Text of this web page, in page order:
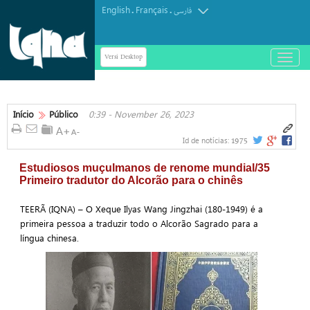
English. Français.فارسی
Versi Desktop
باز
و
کردن
Início Público 0:39 - November 26, 2023
Id de notícias: 1975
Estudiosos muçulmanos de renome mundial/35
Primeiro tradutor do Alcorão para o chinês
TEERÃ (IQNA) – O Xeque Ilyas Wang Jingzhai (180-1949) é a
primeira pessoa a traduzir todo o Alcorão Sagrado para a
língua chinesa.